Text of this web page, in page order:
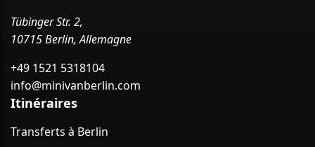
Tübinger Str. 2,
10715 Berlin, Allemagne
+49 1521 5318104
info@minivanberlin.com
Itinéraires
Transferts à Berlin